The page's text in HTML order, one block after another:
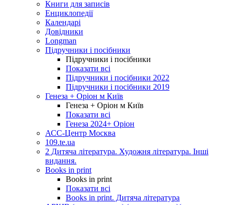
Книги для записів
Енциклопедії
Календарі
Довідники
Longman
Підручники і посібники
Підручники і посібники
Показати всі
Підручники і посібники 2022
Підручники і посібники 2019
Генеза + Оріон м Київ
Генеза + Оріон м Київ
Показати всі
Генеза 2024+ Оріон
АСС-Центр Москва
109.te.ua
2 Дитяча література. Художня література. Інші
видання.
Books in print
Books in print
Показати всі
Books in print. Дитяча література